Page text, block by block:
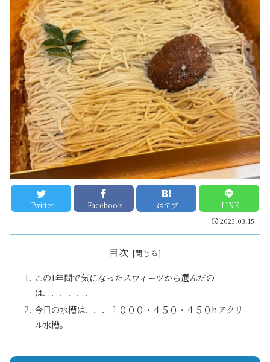
Twitter Facebook はてブ LINE
2023.03.15
目次
この1年間で気になったスウィーツから選んだの
は．．．．．．
今日の水槽は．．．１０００・４５０・４５０hアクリ
ル水槽。